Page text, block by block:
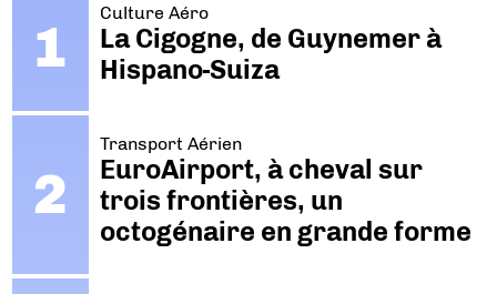
Culture Aéro
La Cigogne, de Guynemer à
Hispano-Suiza
Transport Aérien
EuroAirport, à cheval sur
trois frontières, un
octogénaire en grande forme